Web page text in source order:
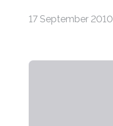
17 September 2010